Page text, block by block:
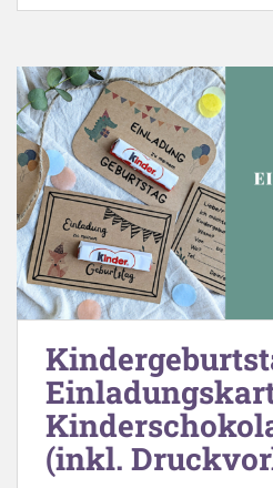
(inkl.